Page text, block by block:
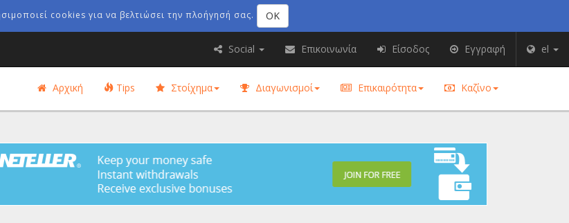
cookies για να βελτιώσει την πλοήγησή σας. OK
Αρχική Tips Στοίχημα Διαγωνισμοί Επικαιρότητα Καζίνο
Social Επικοινωνία Είσοδος Εγγραφή el